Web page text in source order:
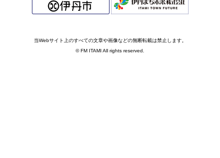
当Webサイト上のすべての文章や画像などの無断転載は禁止します。
© FM ITAMI All rights reserved.